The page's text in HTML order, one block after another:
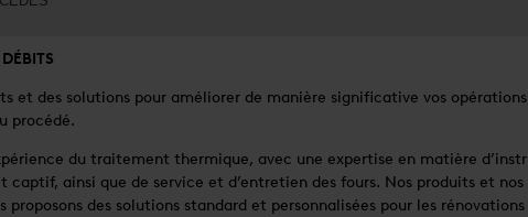
et des solutions pour améliorer de manière significative vos
procédé.
du traitement thermique, avec une expertise en matière
ainsi que de service et d’entretien des fours. Nos produits et
proposons des solutions standard et personnalisées pour les